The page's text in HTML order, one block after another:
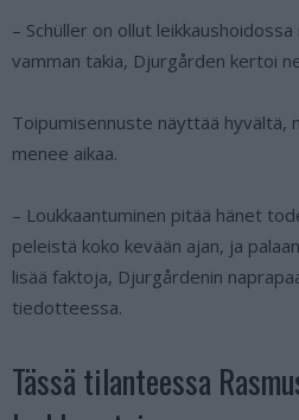
– Schüller on ollut
vamman takia, Djurgården kertoi
Toipumisennuste näyttää hyvältä,
menee aikaa.
– Loukkaantuminen pitää hänet
peleistä koko kevään ajan, ja
lisää faktoja, Djurgårdenin
tiedotteessa.
Tässä tilanteessa